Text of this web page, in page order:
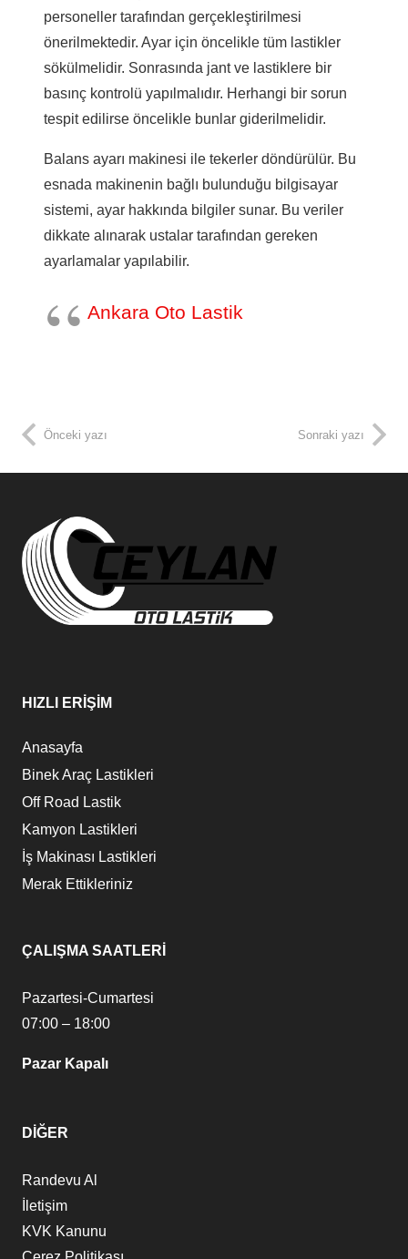
personeller tarafından gerçekleştirilmesi
önerilmektedir. Ayar için öncelikle tüm lastikler
sökülmelidir. Sonrasında jant ve lastiklere bir
basınç kontrolü yapılmalıdır. Herhangi bir sorun
tespit edilirse öncelikle bunlar giderilmelidir.
Balans ayarı makinesi ile tekerler döndürülür. Bu
esnada makinenin bağlı bulunduğu bilgisayar
sistemi, ayar hakkında bilgiler sunar. Bu veriler
dikkate alınarak ustalar tarafından gereken
ayarlamalar yapılabilir.
Ankara Oto Lastik
Önceki yazı Sonraki yazı
HIZLI ERİŞİM
Anasayfa
Binek Araç Lastikleri
Off Road Lastik
Kamyon Lastikleri
İş Makinası Lastikleri
Merak Ettikleriniz
ÇALIŞMA SAATLERİ
Pazartesi-Cumartesi
07:00 – 18:00
Pazar Kapalı
DİĞER
Randevu Al
İletişim
KVK Kanunu